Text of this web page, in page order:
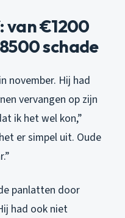
van €1200
schade
november. Hij had
vervangen op zijn
ik het wel kon,”
er simpel uit. Oude
panlatten door
had ook niet